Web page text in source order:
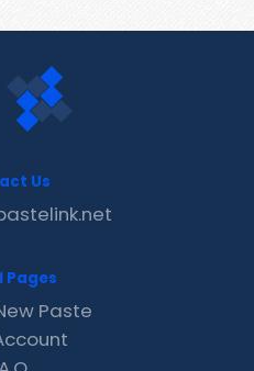
Us
Pages
Paste